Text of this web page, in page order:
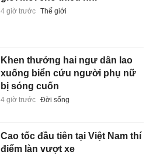
4 giờ trước Thế giới
Khen thưởng hai ngư dân lao
xuống biển cứu người phụ nữ
bị sóng cuốn
4 giờ trước Đời sống
Cao tốc đầu tiên tại Việt Nam thí
điểm làn vượt xe